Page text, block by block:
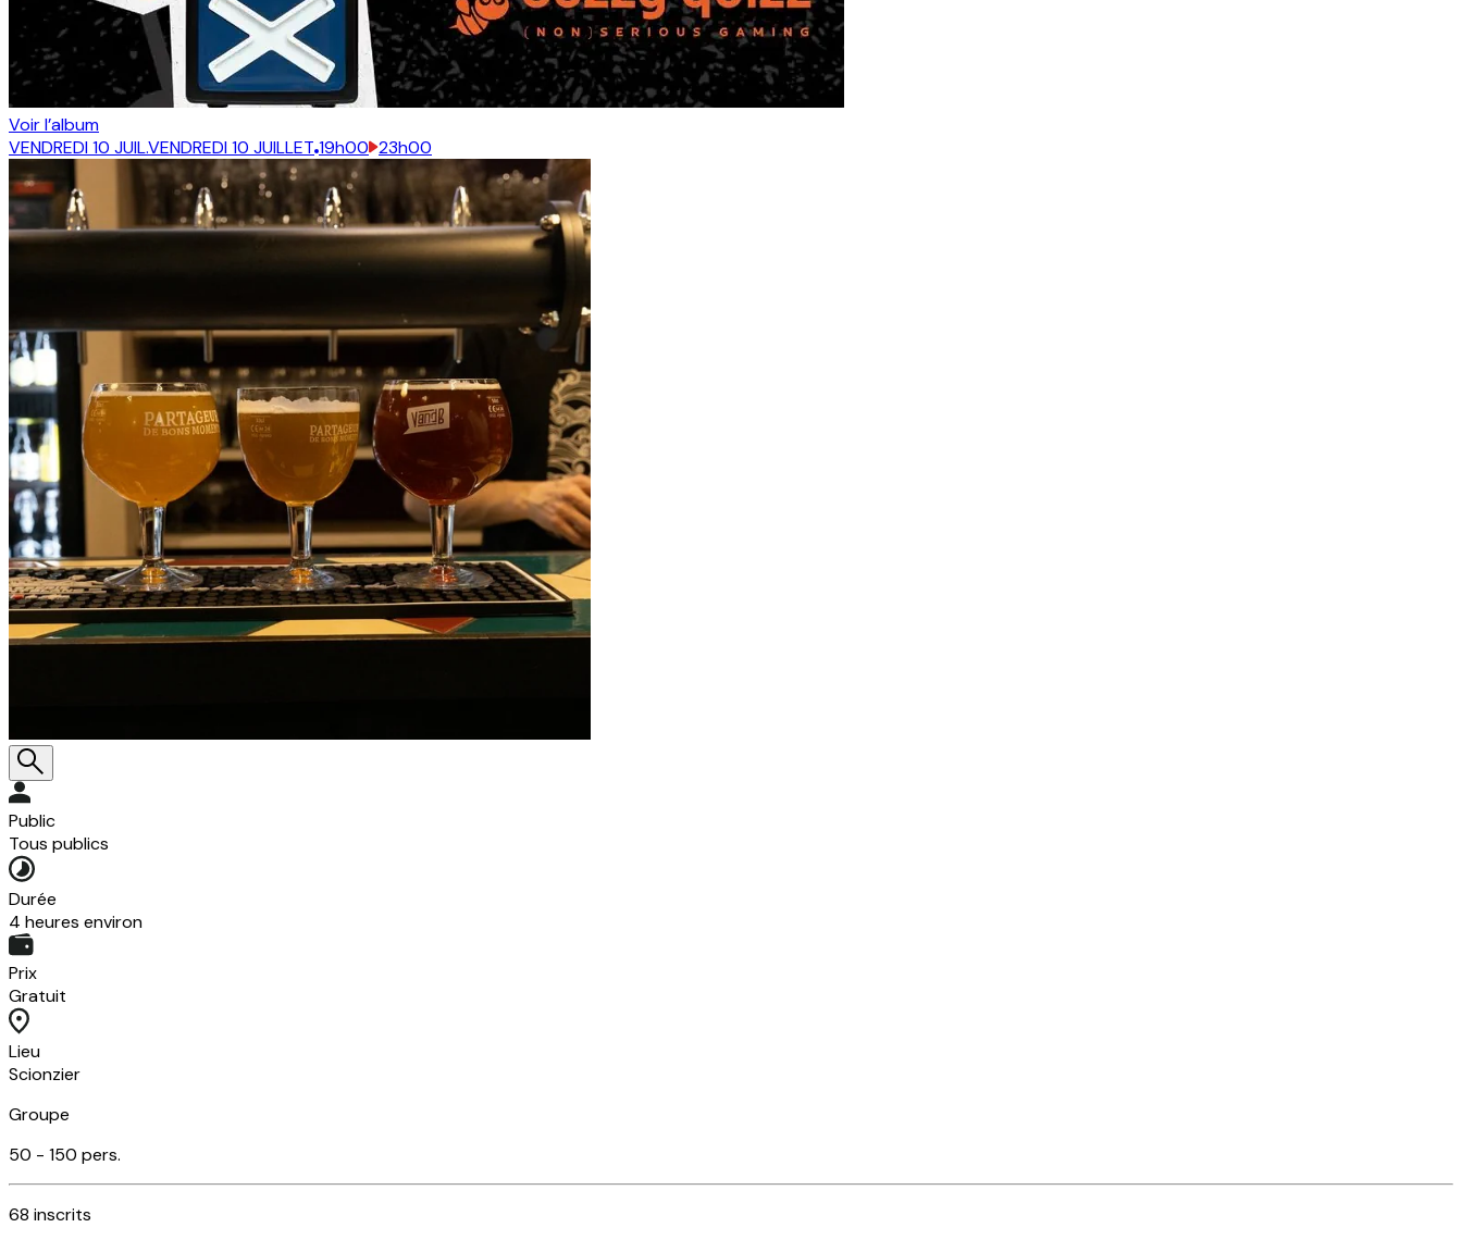
Voir l’album
VENDREDI 10 JUIL.VENDREDI 10 JUILLET 19h00 23h00
Public
Tous publics
Durée
4 heures environ
Prix
Gratuit
Lieu
Scionzier
Groupe
50 - 150 pers.
68 inscrits